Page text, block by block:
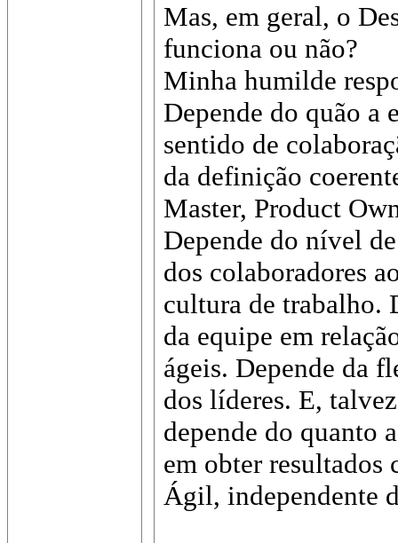
Mas, em geral, o
funciona ou não?
Minha humilde
Depende do quão a
sentido de
da definição
Master, Product
Depende do nível
dos colaboradores
cultura de trabalho.
da equipe em
ágeis. Depende da
dos líderes. E,
depende do quanto
em obter
Ágil, independente